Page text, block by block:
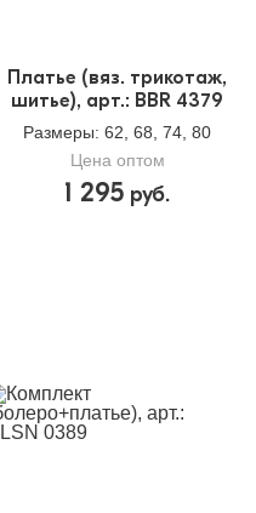
Платье (вяз. трикотаж,
шитье), арт.: BBR 4379
Размеры: 62, 68, 74, 80
Цена оптом
1 295 руб.